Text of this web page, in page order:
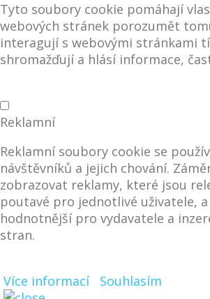
Tyto soubory cookie pomáhají
webových stránek porozumět
interagují s webovými stránkami
shromažďují a hlásí informace,
Reklamní
Reklamní soubory cookie se
návštěvníků a jejich chování.
zobrazovat reklamy, které jsou
poutavé pro jednotlivé uživatele,
hodnotnější pro vydavatele a
stran.
Více informací
Souhlasím